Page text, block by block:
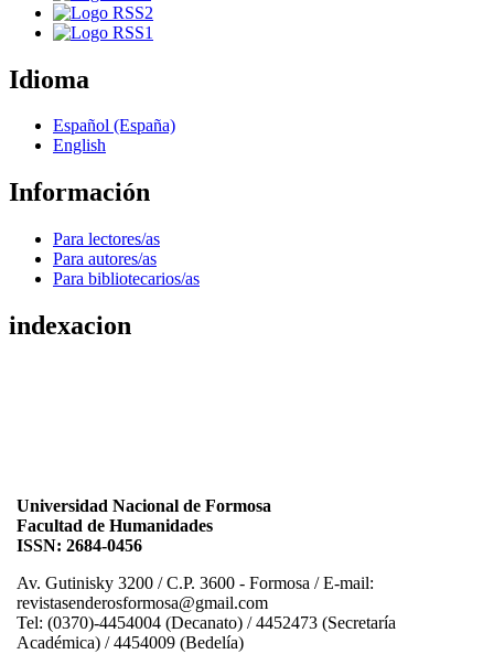
Idioma
Español (España)
English
Información
Para lectores/as
Para autores/as
Para bibliotecarios/as
indexacion
Universidad Nacional de Formosa
Facultad de Humanidades
ISSN: 2684-0456
Av. Gutinisky 3200 / C.P. 3600 - Formosa / E-mail:
revistasenderosformosa@gmail.com
Tel: (0370)-4454004 (Decanato) / 4452473 (Secretaría
Académica) / 4454009 (Bedelía)